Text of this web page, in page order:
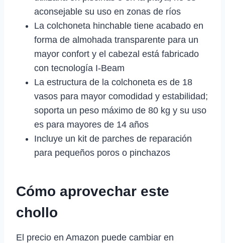
aconsejable su uso en zonas de ríos
La colchoneta hinchable tiene acabado en
forma de almohada transparente para un
mayor confort y el cabezal está fabricado
con tecnología I-Beam
La estructura de la colchoneta es de 18
vasos para mayor comodidad y estabilidad;
soporta un peso máximo de 80 kg y su uso
es para mayores de 14 años
Incluye un kit de parches de reparación
para pequeños poros o pinchazos
Cómo aprovechar este
chollo
El precio en Amazon puede cambiar en